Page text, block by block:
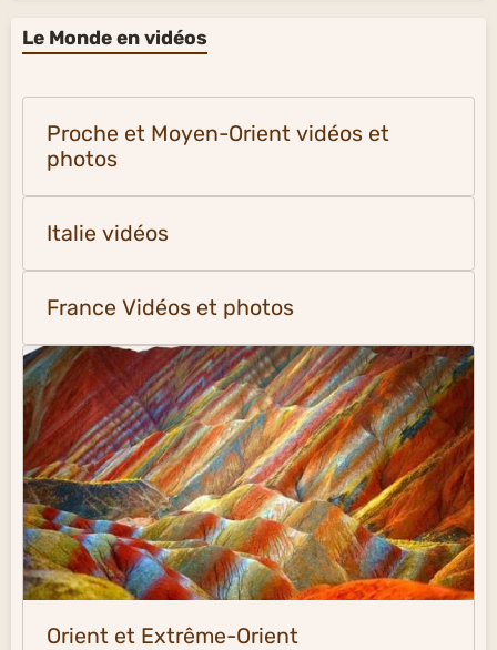
Le Monde en vidéos
Proche et Moyen-Orient vidéos et
photos
Italie vidéos
France Vidéos et photos
Orient et Extrême-Orient